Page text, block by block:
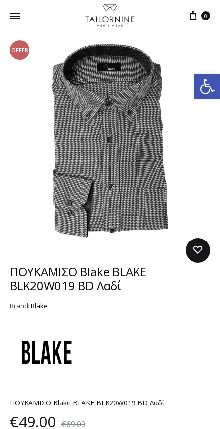
Ανοίξτε τη γραμμή εργαλείων
0
OFFER
ΠΟΥΚΑΜΙΣΟ Blake BLAKE
BLK20W019 BD Λαδί
Brand: Blake
ΠΟΥΚΑΜΙΣΟ Blake BLAKE BLK20W019 BD Λαδί
€49.00 €69.00